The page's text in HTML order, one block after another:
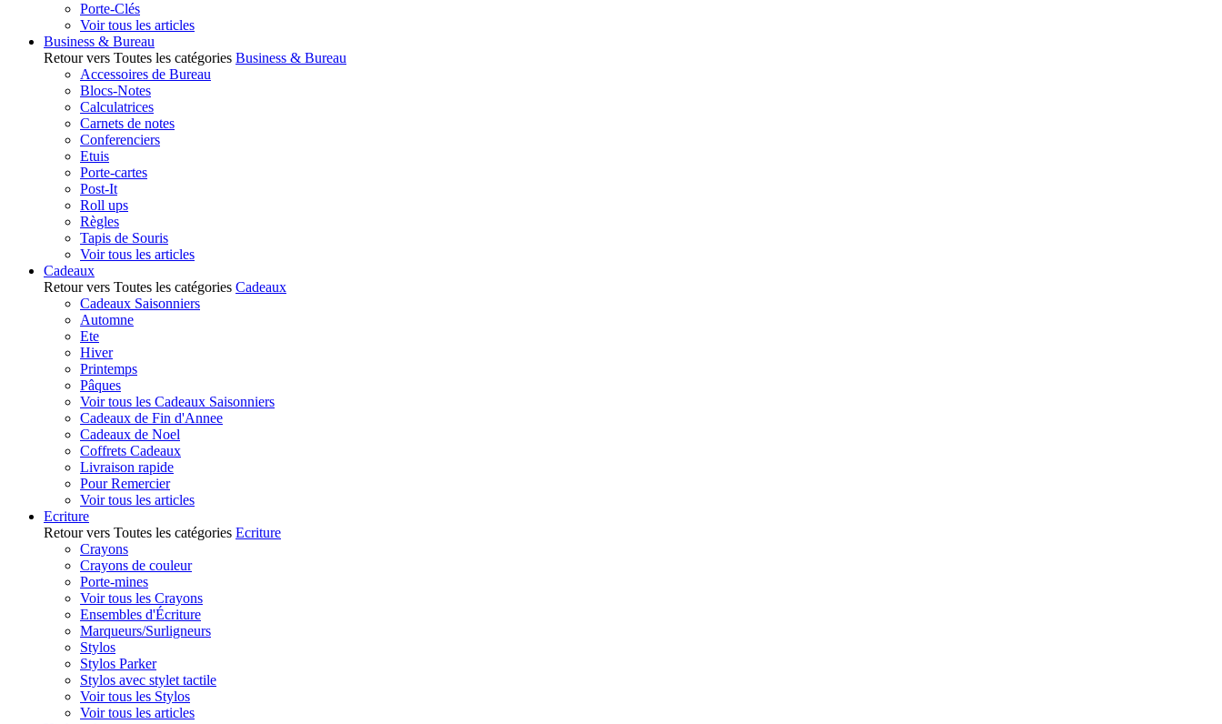
Porte-Clés
Voir tous les articles
Business & Bureau
Retour vers Toutes les catégories Business & Bureau
Accessoires de Bureau
Blocs-Notes
Calculatrices
Carnets de notes
Conferenciers
Etuis
Porte-cartes
Post-It
Roll ups
Règles
Tapis de Souris
Voir tous les articles
Cadeaux
Retour vers Toutes les catégories Cadeaux
Cadeaux Saisonniers
Automne
Ete
Hiver
Printemps
Pâques
Voir tous les Cadeaux Saisonniers
Cadeaux de Fin d'Annee
Cadeaux de Noel
Coffrets Cadeaux
Livraison rapide
Pour Remercier
Voir tous les articles
Ecriture
Retour vers Toutes les catégories Ecriture
Crayons
Crayons de couleur
Porte-mines
Voir tous les Crayons
Ensembles d'Écriture
Marqueurs/Surligneurs
Stylos
Stylos Parker
Stylos avec stylet tactile
Voir tous les Stylos
Voir tous les articles